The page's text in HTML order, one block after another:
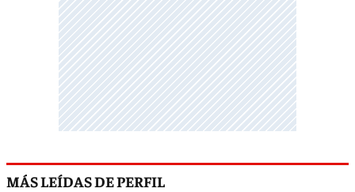
MÁS LEÍDAS DE PERFIL